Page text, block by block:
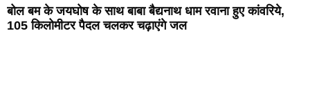
बोल बम के जयघोष के साथ बाबा बैद्यनाथ धाम रवाना हुए कांवरिये,
105 किलोमीटर पैदल चलकर चढ़ाएंगे जल